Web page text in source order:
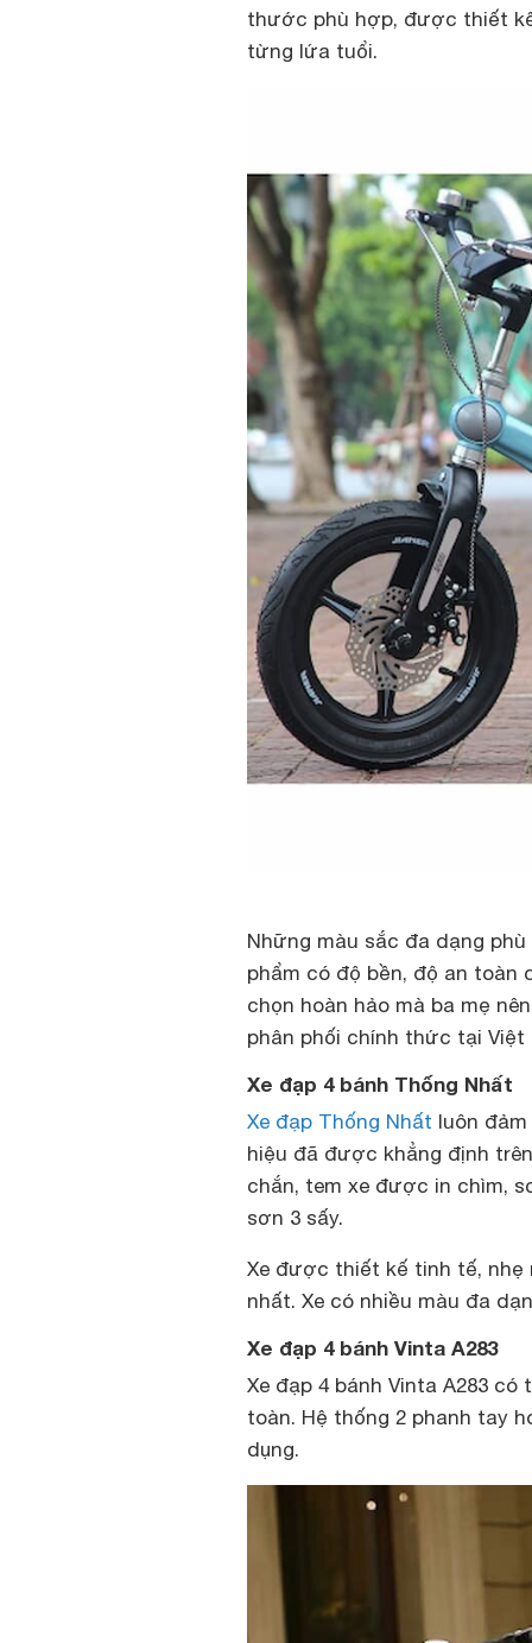
thước phù hợp, được thiết
từng lứa tuổi.
Những màu sắc đa dạng
phẩm có độ bền, độ an toàn
chọn hoàn hảo mà ba mẹ
phân phối chính thức tại Việt
Xe đạp 4 bánh Thống Nhất
Xe đạp Thống Nhất luôn
hiệu đã được khẳng định
chắn, tem xe được in chìm,
sơn 3 sấy.
Xe được thiết kế tinh tế, nhẹ
nhất. Xe có nhiều màu đa
Xe đạp 4 bánh Vinta A283
Xe đạp 4 bánh Vinta A283
toàn. Hệ thống 2 phanh tay
dụng.